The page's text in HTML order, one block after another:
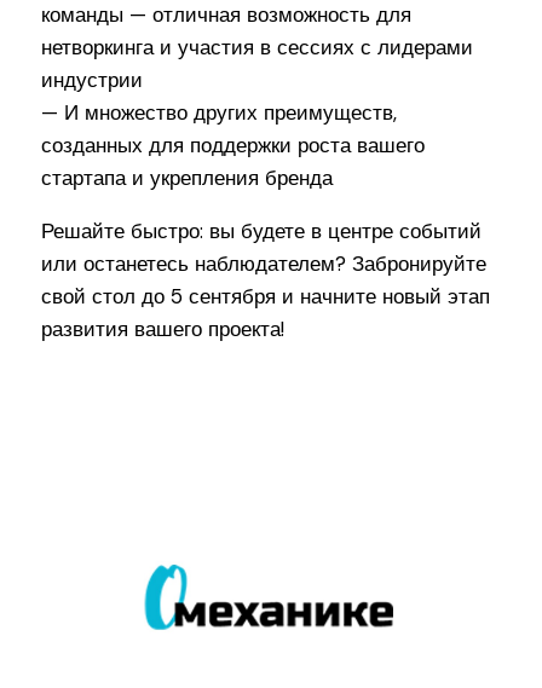
команды — отличная возможность для
нетворкинга и участия в сессиях с лидерами
индустрии
— И множество других преимуществ,
созданных для поддержки роста вашего
стартапа и укрепления бренда
Решайте быстро: вы будете в центре событий
или останетесь наблюдателем? Забронируйте
свой стол до 5 сентября и начните новый этап
развития вашего проекта!